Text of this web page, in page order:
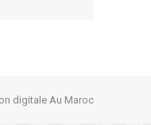
digitale Au Maroc